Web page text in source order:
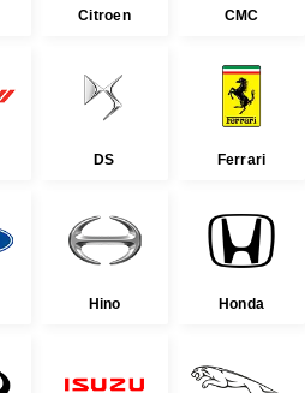
Citroen CMC
DS Ferrari
Hino Honda